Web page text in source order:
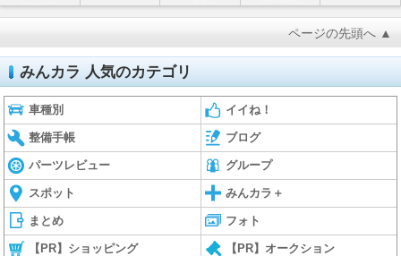
ページの先頭へ ▲
みんカラ 人気のカテゴリ
車種別 イイね！
整備手帳 ブログ
パーツレビュー グループ
スポット みんカラ＋
まとめ フォト
【PR】ショッピング 【PR】オークション